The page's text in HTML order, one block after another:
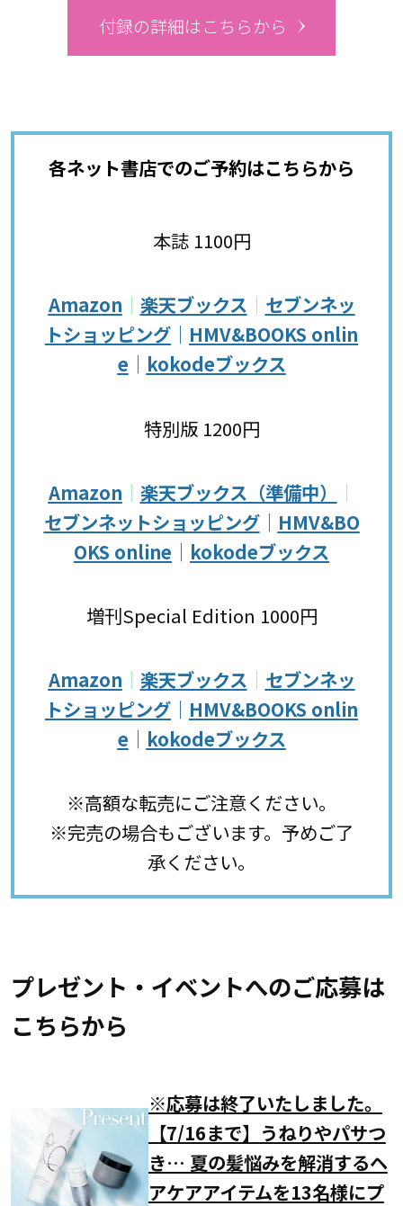
付録の詳細はこちらから
各ネット書店でのご予約はこちらから
本誌 1100円
Amazon ｜ 楽天ブックス ｜ セブンネッ
トショッピング ｜ HMV&BOOKS onlin
e ｜ kokodeブックス
特別版 1200円
Amazon ｜ 楽天ブックス（準備中）
｜
セブンネットショッピング｜ HMV&BO
OKS online ｜ kokodeブックス
増刊Special Edition 1000円
Amazon ｜ 楽天ブックス ｜ セブンネッ
トショッピング ｜ HMV&BOOKS onlin
e ｜ kokodeブックス
※高額な転売にご注意ください。
※完売の場合もございます。予めご了
承ください。
プレゼント・イベントへのご応募は
こちらから
※応募は終了いたしました。
【7/16まで】うねりやパサつ
き… 夏の髪悩みを解消するヘ
アケアアイテムを13名様にプ